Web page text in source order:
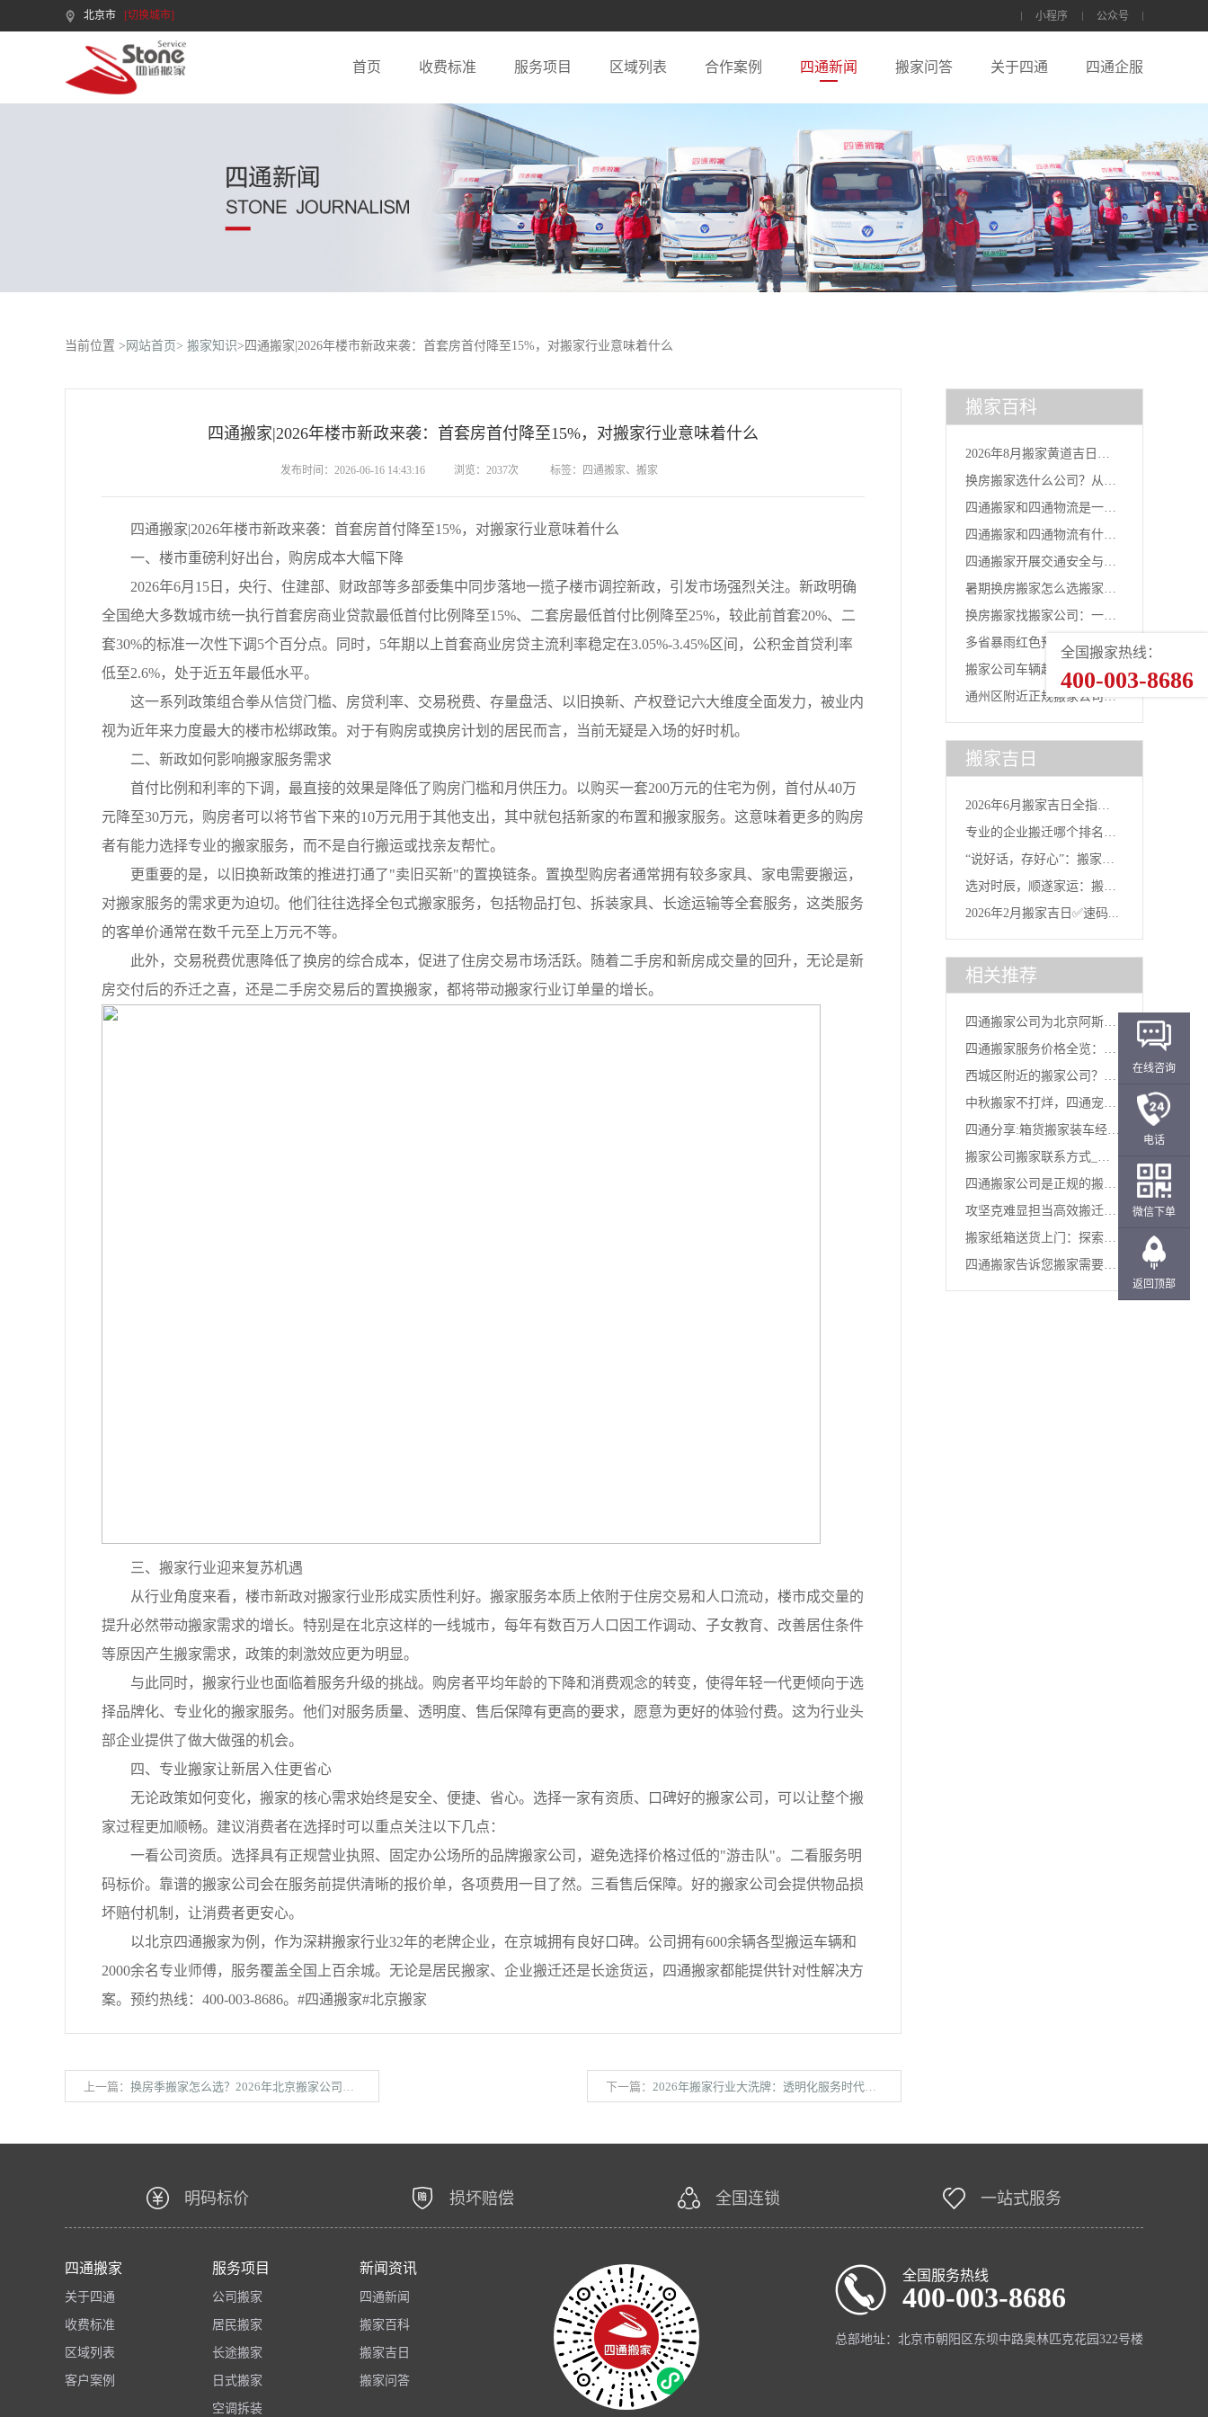
全国搬家热线：
400-003-8686
北京市 [切换城市] 小程序 公众号
首页 收费标准 服务项目 区域列表 合作案例 四通新闻 搬家问答 关于四通 四通企服
当前位置 > 网站首页> 搬家知识>四通搬家|2026年楼市新政来袭：首套房首付降至15%，对搬家行业意味着什么
四通搬家|2026年楼市新政来袭：首套房首付降至15%，对搬家行业意味着什么
发布时间：2026-06-16 14:43:16 浏览：2037次 标签：四通搬家、搬家
四通搬家|2026年楼市新政来袭：首套房首付降至15%，对搬家行业意味着什么
一、楼市重磅利好出台，购房成本大幅下降
2026年6月15日，央行、住建部、财政部等多部委集中同步落地一揽子楼市调控新政，引发市场强烈关注。新政明确
全国绝大多数城市统一执行首套房商业贷款最低首付比例降至15%、二套房最低首付比例降至25%，较此前首套20%、二
套30%的标准一次性下调5个百分点。同时，5年期以上首套商业房贷主流利率稳定在3.05%-3.45%区间，公积金首贷利率
低至2.6%，处于近五年最低水平。
这一系列政策组合拳从信贷门槛、房贷利率、交易税费、存量盘活、以旧换新、产权登记六大维度全面发力，被业内
视为近年来力度最大的楼市松绑政策。对于有购房或换房计划的居民而言，当前无疑是入场的好时机。
二、新政如何影响搬家服务需求
首付比例和利率的下调，最直接的效果是降低了购房门槛和月供压力。以购买一套200万元的住宅为例，首付从40万
元降至30万元，购房者可以将节省下来的10万元用于其他支出，其中就包括新家的布置和搬家服务。这意味着更多的购房
者有能力选择专业的搬家服务，而不是自行搬运或找亲友帮忙。
更重要的是，以旧换新政策的推进打通了"卖旧买新"的置换链条。置换型购房者通常拥有较多家具、家电需要搬运，
对搬家服务的需求更为迫切。他们往往选择全包式搬家服务，包括物品打包、拆装家具、长途运输等全套服务，这类服务
的客单价通常在数千元至上万元不等。
此外，交易税费优惠降低了换房的综合成本，促进了住房交易市场活跃。随着二手房和新房成交量的回升，无论是新
房交付后的乔迁之喜，还是二手房交易后的置换搬家，都将带动搬家行业订单量的增长。
三、搬家行业迎来复苏机遇
从行业角度来看，楼市新政对搬家行业形成实质性利好。搬家服务本质上依附于住房交易和人口流动，楼市成交量的
提升必然带动搬家需求的增长。特别是在北京这样的一线城市，每年有数百万人口因工作调动、子女教育、改善居住条件
等原因产生搬家需求，政策的刺激效应更为明显。
与此同时，搬家行业也面临着服务升级的挑战。购房者平均年龄的下降和消费观念的转变，使得年轻一代更倾向于选
择品牌化、专业化的搬家服务。他们对服务质量、透明度、售后保障有更高的要求，愿意为更好的体验付费。这为行业头
部企业提供了做大做强的机会。
四、专业搬家让新居入住更省心
无论政策如何变化，搬家的核心需求始终是安全、便捷、省心。选择一家有资质、口碑好的搬家公司，可以让整个搬
家过程更加顺畅。建议消费者在选择时可以重点关注以下几点：
一看公司资质。选择具有正规营业执照、固定办公场所的品牌搬家公司，避免选择价格过低的"游击队"。二看服务明
码标价。靠谱的搬家公司会在服务前提供清晰的报价单，各项费用一目了然。三看售后保障。好的搬家公司会提供物品损
坏赔付机制，让消费者更安心。
以北京四通搬家为例，作为深耕搬家行业32年的老牌企业，在京城拥有良好口碑。公司拥有600余辆各型搬运车辆和
2000余名专业师傅，服务覆盖全国上百余城。无论是居民搬家、企业搬迁还是长途货运，四通搬家都能提供针对性解决方
案。预约热线：400-003-8686。#四通搬家#北京搬家
上一篇： 换房季搬家怎么选？2026年北京搬家公司推荐指南 下一篇： 2026年搬家行业大洗牌：透明化服务时代谁主沉浮
搬家百科
2026年8月搬家黄道吉日一
换房搬家选什么公司？从台
四通搬家和四通物流是一家
四通搬家和四通物流有什么
四通搬家开展交通安全与行
暑期换房搬家怎么选搬家公
换房搬家找搬家公司：一线
多省暴雨红色预警下的搬家
搬家公司车辆起步价多少
通州区附近正规搬家公司｜
搬家吉日
2026年6月搬家吉日全指
专业的企业搬迁哪个排名
“说好话，存好心”：搬家当
选对时辰，顺遂家运：搬家
2026年2月搬家吉日✅速码...
相关推荐
四通搬家公司为北京阿斯牛
四通搬家服务价格全览：从
西城区附近的搬家公司？四
中秋搬家不打烊，四通宠粉
四通分享:箱货搬家装车经
搬家公司搬家联系方式_四
四通搬家公司是正规的搬家
攻坚克难显担当高效搬迁践
搬家纸箱送货上门：探索四
四通搬家告诉您搬家需要拿
明码标价 损坏赔偿 全国连锁 一站式服务
四通搬家
关于四通
收费标准
区域列表
客户案例
服务项目
公司搬家
居民搬家
长途搬家
日式搬家
空调拆装
新闻资讯
四通新闻
搬家百科
搬家吉日
搬家问答
全国服务热线
400-003-8686
总部地址：北京市朝阳区东坝中路奥林匹克花园322号楼
在线咨询
电话
微信下单
返回顶部